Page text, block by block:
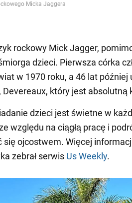
Micka Jaggera
rockowy Mick Jagger,
dzieci. Pierwsza córka
w 1970 roku, a 46 lat później
Devereaux, który jest absolutną
dzieci jest świetne w
względu na ciągłą pracę i
się ojcostwem. Więcej
zebrał serwis Us Weekly.